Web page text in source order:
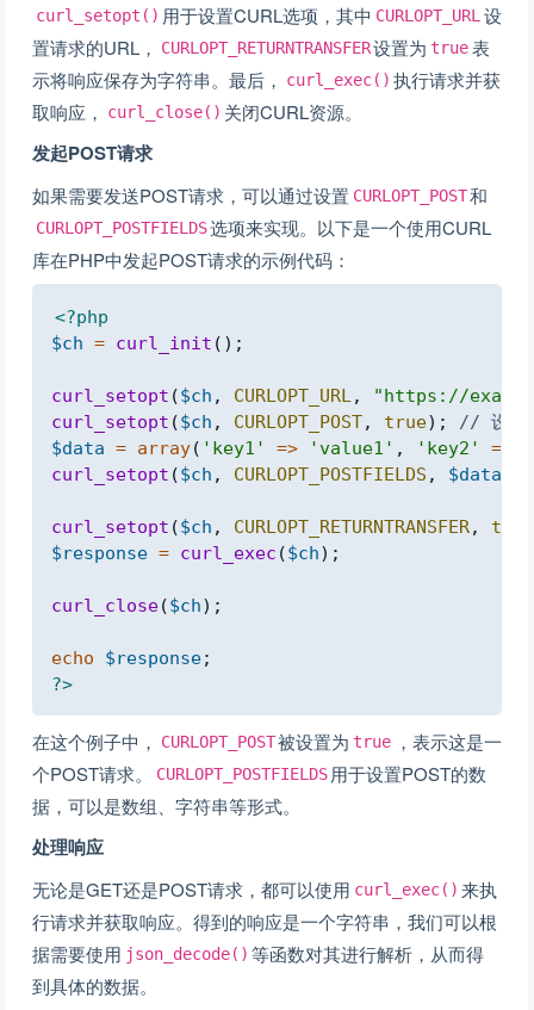
curl_setopt() 用于设置CURL选项，其中 CURLOPT_URL设
置请求的URL，
CURLOPT_RETURNTRANSFER设置为 true表
示将响应保存为字符串。最后，
curl_exec() 执行请求并获
取响应，
curl_close() 关闭CURL资源。
发起POST请求
如果需要发送POST请求，可以通过设置 CURLOPT_POST和
CURLOPT_POSTFIELDS选项来实现。以下是一个使用CURL
库在PHP中发起POST请求的示例代码：
<?php
$ch = curl_init ( ) ;
curl_setopt ($ch , CURLOPT_URL ,
"https://
curl_setopt ($ch , CURLOPT_POST, true) ;
// 设置
$data = array( 'key1' => 'value1' , 'key2' =>
curl_setopt ($ch , CURLOPT_POSTFIELDS , $data
curl_setopt ($ch , CURLOPT_RETURNTRANSFER,
true
$response = curl_exec ($ch) ;
curl_close($ch) ;
echo $response;
?>
在这个例子中， CURLOPT_POST被设置为 true ，表示这是一
个POST请求。
CURLOPT_POSTFIELDS 用于设置POST的数
据，可以是数组、字符串等形式。
处理响应
无论是GET还是POST请求，都可以使用 curl_exec() 来执
行请求并获取响应。得到的响应是一个字符串，我们可以根
据需要使用 json_decode() 等函数对其进行解析，从而得
到具体的数据。